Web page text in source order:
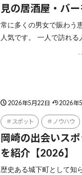
見の居酒屋・バ
常に多くの男女で賑わう
人気です。 一人で訪れる
2026年5月22日 2026年
スポット ノウハウ
岡崎の出会いス
を紹介【2026】
歴史ある城下町として知